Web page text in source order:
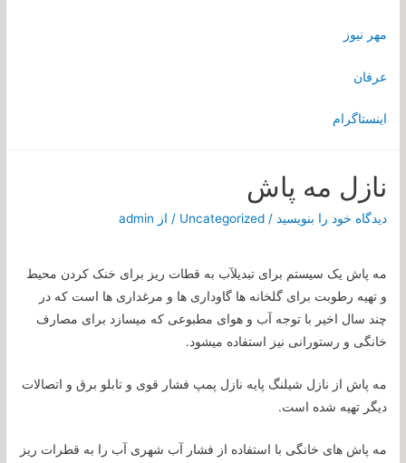
مهر نیوز
عرفان
اینستاگرام
نازل مه پاش
دیدگاه‌ خود را بنویسید /
Uncategorized / از admin
مه پاش یک سیستم برای تبدیلآب به قطات ریز برای خنک کردن محیط
و تهیه رطوبت برای گلخانه ها گاوداری ها و مرغداری ها است که در
چند سال اخیر با توجه آب و هوای مطبوعی که میسازد برای مصارف
خانگی و رستورانی نیز استفاده میشود.
مه پاش از نازل شیلنگ پایه نازل پمپ فشار قوی و تابلو برق و اتصالات
دیگر تهیه شده است.
مه پاش های خانگی با استفاده از فشار آب شهری آب را به قطرات ریز